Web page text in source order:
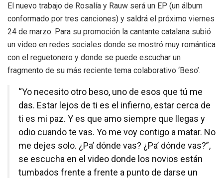
El nuevo trabajo de Rosalía y Rauw será un EP (un álbum
conformado por tres canciones) y saldrá el próximo viernes
24 de marzo. Para su promoción la cantante catalana subió
un video en redes sociales donde se mostró muy romántica
con el reguetonero y donde se puede escuchar un
fragmento de su más reciente tema colaborativo ‘Beso’.
“Yo necesito otro beso, uno de esos que tú me
das. Estar lejos de ti es el infierno, estar cerca de
ti es mi paz. Y es que amo siempre que llegas y
odio cuando te vas. Yo me voy contigo a matar. No
me dejes solo. ¿Pa’ dónde vas? ¿Pa’ dónde vas?”,
se escucha en el video donde los novios están
tumbados frente a frente a punto de darse un